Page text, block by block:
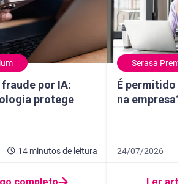
por IA:
protege
por IA: como a tecnologia protege
30 de julho de 2026
14 minutosde leitura
Serasa
É permitido
na empresa?
É permitido
Data de
24/07/2026
9 minutos de